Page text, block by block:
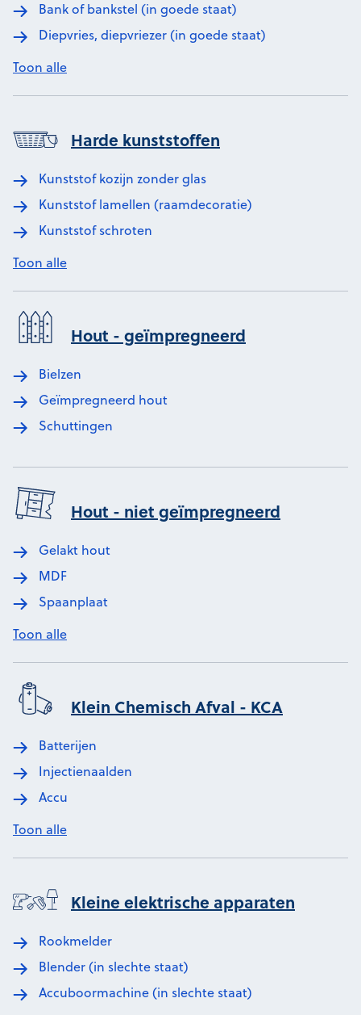
Bank of bankstel (in goede staat)
Diepvries, diepvriezer (in goede staat)
Toon alle
Harde kunststoffen
Kunststof kozijn zonder glas
Kunststof lamellen (raamdecoratie)
Kunststof schroten
Toon alle
Hout - geïmpregneerd
Bielzen
Geïmpregneerd hout
Schuttingen
Hout - niet geïmpregneerd
Gelakt hout
MDF
Spaanplaat
Toon alle
Klein Chemisch Afval - KCA
Batterijen
Injectienaalden
Accu
Toon alle
Kleine elektrische apparaten
Rookmelder
Blender (in slechte staat)
Accuboormachine (in slechte staat)